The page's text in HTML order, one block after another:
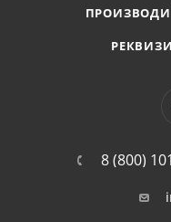
8 (800)